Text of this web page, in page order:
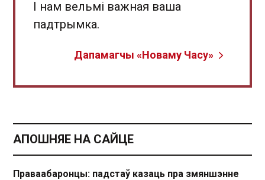
І нам вельмі важная ваша
падтрымка.
Дапамагчы «Новаму Часу»
АПОШНЯЕ НА САЙЦЕ
Праваабаронцы: падстаў казаць пра змяншэнне